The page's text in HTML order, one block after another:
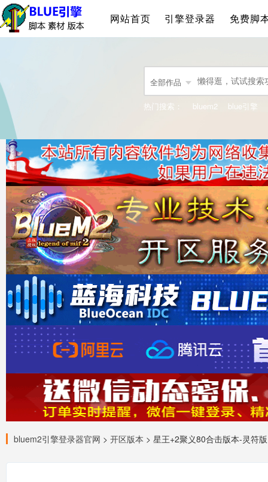
网站首页 引擎登录器 免费脚
全部作品
热门搜索： bluem2 blue引擎
bluem2引擎登录器官网 > 开区版本 > 星王+2聚义80合击版本-灵符版